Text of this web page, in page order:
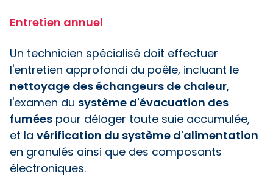
Entretien annuel
Un technicien spécialisé doit effectuer
l'entretien approfondi du poêle, incluant le
nettoyage des échangeurs de chaleur,
l'examen du système d'évacuation des
fumées pour déloger toute suie accumulée,
et la vérification du système d'alimentation
en granulés ainsi que des composants
électroniques.